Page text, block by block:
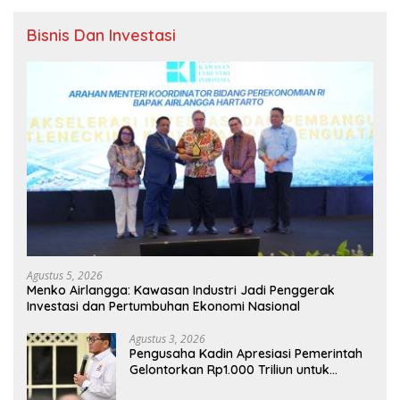
Bisnis Dan Investasi
Agustus 5, 2026
Menko Airlangga: Kawasan Industri Jadi Penggerak
Investasi dan Pertumbuhan Ekonomi Nasional
Agustus 3, 2026
Pengusaha Kadin Apresiasi Pemerintah
Gelontorkan Rp1.000 Triliun untuk